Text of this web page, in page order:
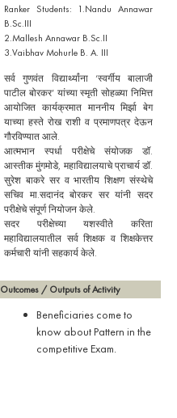
Ranker Students: 1.Nandu Annawar
B.Sc.III
2.Mallesh Annawar B.Sc.II
3.Vaibhav Mohurle B. A. III
सर्व गुणवंत विद्यार्थ्यांना ‘स्वर्गीय बालाजी
पाटील बोरकर’ यांच्या स्मृती सोहळ्या निमित्त
आयोजित कार्यक्रमात माननीय मिर्झा बेग
याच्या हस्ते रोख राशी व प्रमाणपत्र देऊन
गौरविण्यात आले.
आत्मभान स्पर्धा परीक्षेचे संयोजक डॉ.
आस्तीक मुंगमोडे, महाविद्यालयाचे प्राचार्य डॉ.
सुरेश बाकरे सर व भारतीय शिक्षण संस्थेचे
सचिव मा.सदानंद बोरकर सर यांनी सदर
परीक्षेचे संपूर्ण नियोजन केले.
सदर परीक्षेच्या यशस्वीते करिता
महाविद्यालयातील सर्व शिक्षक व शिक्षकेत्तर
कर्मचारी यांनी सहकार्य केले.
Outcomes / Outputs of Activity
Beneficiaries come to
know about Pattern in the
competitive Exam.